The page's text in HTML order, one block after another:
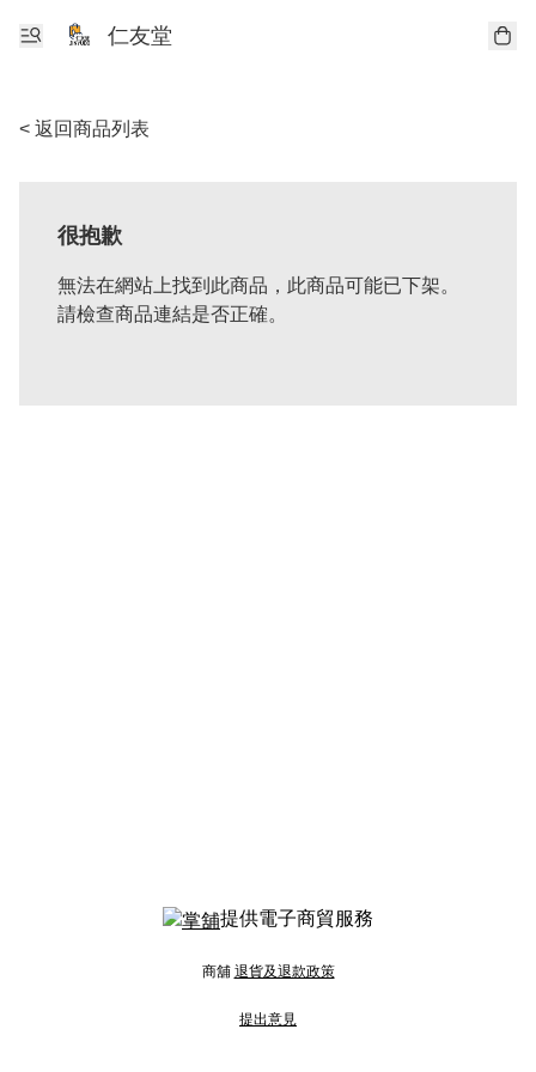
仁友堂
< 返回商品列表
很抱歉
無法在網站上找到此商品，此商品可能已下架。
請檢查商品連結是否正確。
提供電子商貿服務
商舖 退貨及退款政策
提出意見